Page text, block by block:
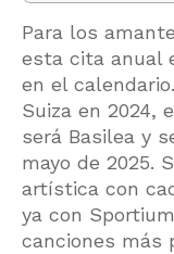
Para los
esta cita anual
en el
Suiza en 2024,
será Basilea y
mayo de 2025.
artística con
ya con
canciones más